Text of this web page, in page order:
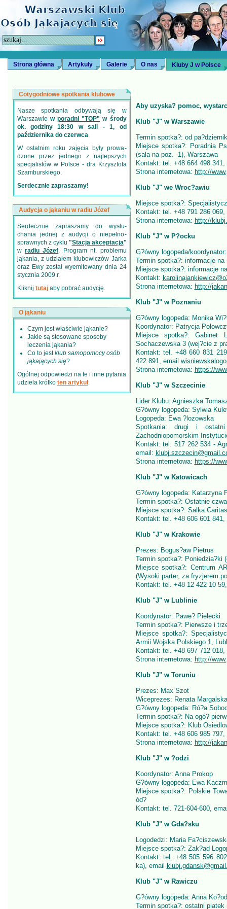
Strona główna Artykuły Galerie O nas Kluby J w Polsce
Cotygodniowe spotkania klubowe
Nasze spotkania odbywają się w
Warszawie w poradni "TOP" w środy
ok. godziny 18:30 w sali - 1, od
października do czerwca.
W ostatnim roku zajęcia były prowa­
dzone przez jednego z najlepszych
specjalistów w Polsce - dra Krzysztofa
Szamburskiego.
Serdecznie zapraszamy!
Audycja o jąkaniu w radiu Józef
Serdecznie zapraszamy do wysłu­
chania jednej z audycji o niepełno­
sprawnych z cyklu "Stacja akceptacja"
w radiu Józef. Program nt. problemu
jąkania, z udziałem klubowiczów Jarka
oraz Ewy został wyemitowany dnia 24
stycznia 2009 r.
Kliknij tutajaby pobrać audycję.
O jąkaniu
Czym jest właściwie jąkanie?
Jakie są stosowane sposoby
leczenia jąkania?
Co to jestklub samopomocy osób
jąkających się?
Ogólnej odpowiedzi na te i inne pytania
udziela krótko ten artykuł.
Aby uzyska? pomoc,
Klub "J" w Warszawie
Termin spotka?: od
Miejsce spotka?: Poradnia
(sala na poz. -1), Warszawa
Kontakt: tel. +48 664 498
Strona internetowa: http://
Klub "J" we Wroc?awiu
Miejsce spotka?:
Kontakt: tel. +48 791 286
Strona internetowa: http://
Klub "J" w P?ocku
G?ówny logopeda/
Termin spotka?: informacje na
Miejsce spotka?: informacje
Kontakt:
Strona internetowa: http://
Klub "J" w Poznaniu
G?ówny logopeda: Monika
Koordynator: Patrycja
Miejsce spotka?: Gabinet
Sochaczewska 3 (wej?cie z
Kontakt: tel. +48 660 831
422 891, email
Strona internetowa: https://
Klub "J" w Szczecinie
Lider Klubu: Agnieszka
G?ówny logopeda: Sylwia
Logopeda: Ewa ?lozowska
Spotkania: drugi i
Zachodniopomorskim
Kontakt: tel. 517 262 534 -
email:
Strona internetowa: https://
Klub "J" w Katowicach
G?ówny logopeda: Katarzyna
Termin spotka?: Ostatnie
Miejsce spotka?: Salka
Kontakt: tel. +48 606 601
Klub "J" w Krakowie
Prezes: Bogus?aw Pietrus
Termin spotka?: Poniedzia?ki
Miejsce spotka?: Centrum
(Wysoki parter, za fryzjerem
Kontakt: tel. +48 12 422 10
Klub "J" w Lublinie
Koordynator: Pawe? Pielecki
Termin spotka?: Pierwsze i
Miejsce spotka?:
Armii Wojska Polskiego 1,
Kontakt: tel. +48 697 712
Strona internetowa: http://
Klub "J" w Toruniu
Prezes: Max Szot
Wiceprezes: Renata Margalska
G?ówny logopeda: Ró?a
Termin spotka?: Na ogó?
Miejsce spotka?: Klub
Kontakt: tel. +48 606 985
Strona internetowa: http://
Klub "J" w ?odzi
Koordynator: Anna Prokop
G?ówny logopeda: Ewa
Miejsce spotka?: Polskie
ód?
Kontakt: tel. 721-604-600,
Klub "J" w Gda?sku
Logodedzi: Maria
Miejsce spotka?: Zak?ad
Kontakt: tel. +48 505 596
ka), email
Klub "J" w Rawiczu
G?ówny logopeda: Anna
Termin spotka?: ostatni piatek